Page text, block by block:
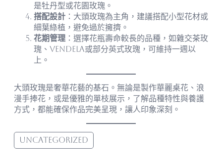
是牡丹型或花園玫瑰。
搭配設計 ：大頭玫瑰為主角，建議搭配小型花材或
細葉綠植，避免過於擁擠。
花期管理 ：選擇花瓶壽命較長的品種，如雜交茶玫
瑰、Vendela或部分英式玫瑰，可維持一週以
上。
大頭玫瑰是奢華花藝的基石。無論是製作華麗桌花、浪
漫手捧花，或是優雅的單枝展示，了解品種特性與養護
方式，都能確保作品完美呈現，讓人印象深刻。
Uncategorized